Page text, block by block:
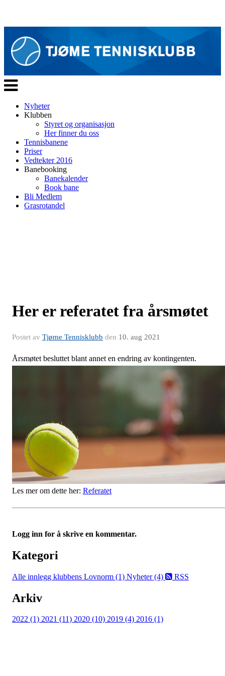
Veksle
navigasjon
Nyheter
Klubben
Styret og organisasjon
Her finner du oss
Tennisbanene
Priser
Vedtekter 2016
Banebooking
Banekalender
Book bane
Bli Medlem
Grasrotandel
Her er referatet fra årsmøtet
Postet av Tjøme Tennisklubb den 10. aug 2021
Årsmøtet besluttet blant annet en endring av kontingenten.
Les mer om dette her: Referatet
Logg inn for å skrive en kommentar.
Kategori
Alle innlegg klubbens Lovnorm (1) Nyheter (4) RSS
Arkiv
2022 (1) 2021 (11) 2020 (10) 2019 (4) 2016 (1)